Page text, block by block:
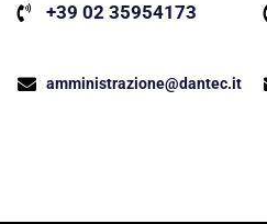
+39 02 35954173
amministrazione@dantec.it